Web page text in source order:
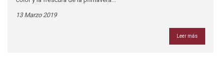
13 Marzo 2019
Leer más